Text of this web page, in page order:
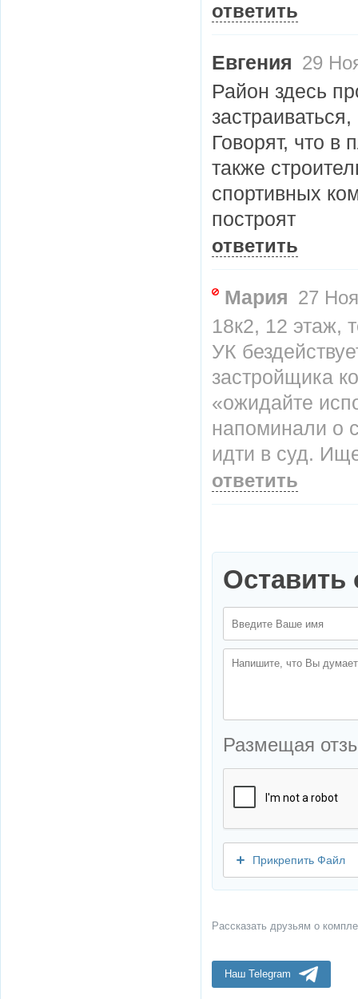
ответить
Евгения 29
Район здесь
Говорят, что в
также
спортивных
построят
ответить
Мария 27
18к2, 12 этаж,
УК
застройщика
«ожидайте
напоминали о
идти в суд.
ответить
Оставить
Размещая
Прикрепить Файл
Рассказать друзьям о
Наш Telegram